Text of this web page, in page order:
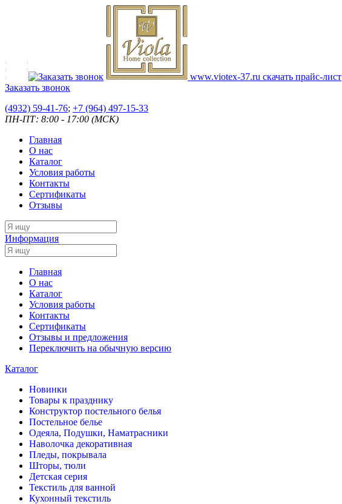
www.viotex-37.ru скачать прайс-лист
Заказать звонок
(4932) 59-41-76; +7 (964) 497-15-33
ПН-ПТ: 8:00 - 17:00 (МСК)
Главная
О нас
Каталог
Условия работы
Контакты
Сертификаты
Отзывы
Информация
Главная
О нас
Каталог
Условия работы
Контакты
Сертификаты
Отзывы и предложения
Переключить на обычную версию
Каталог
Новинки
Товары к празднику
Конструктор постельного белья
Постельное белье
Одеяла, Подушки, Наматрасники
Наволочка декоративная
Пледы, покрывала
Шторы, тюли
Детская серия
Текстиль для ванной
Кухонный текстиль